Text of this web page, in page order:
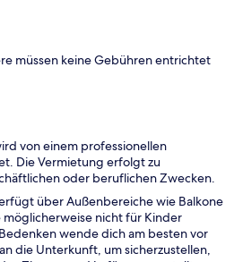
müssen keine Gebühren entrichtet
von einem professionellen
Die Vermietung erfolgt zu
oder beruflichen Zwecken.
über Außenbereiche wie Balkone
möglicherweise nicht für Kinder
wende dich am besten vor
die Unterkunft, um sicherzustellen,